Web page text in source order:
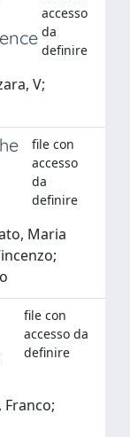
accesso
da
definire
V;
file con
accesso
da
definire
Maria
file con
accesso da
definire
Franco;